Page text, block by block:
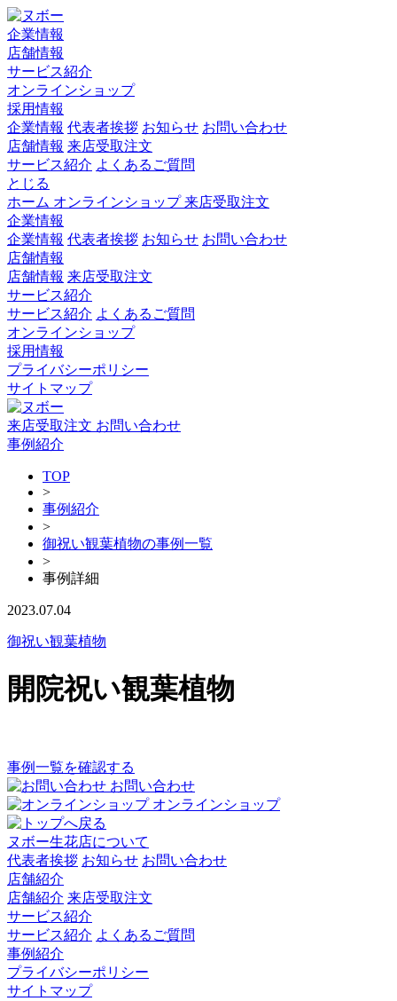
企業情報
店舗情報
サービス紹介
オンラインショップ
採用情報
企業情報 代表者挨拶 お知らせ お問い合わせ
店舗情報 来店受取注文
サービス紹介 よくあるご質問
とじる
ホーム オンラインショップ来店受取注文
企業情報
企業情報 代表者挨拶 お知らせ お問い合わせ
店舗情報
店舗情報 来店受取注文
サービス紹介
サービス紹介 よくあるご質問
オンラインショップ
採用情報
プライバシーポリシー
サイトマップ
来店受取注文 お問い合わせ
事例紹介
TOP
>
事例紹介
>
御祝い観葉植物の事例一覧
>
事例詳細
2023.07.04
御祝い観葉植物
開院祝い観葉植物
事例一覧を確認する
お問い合わせ
オンラインショップ
ヌボー生花店について
代表者挨拶 お知らせ お問い合わせ
店舗紹介
店舗紹介 来店受取注文
サービス紹介
サービス紹介 よくあるご質問
事例紹介
プライバシーポリシー
サイトマップ